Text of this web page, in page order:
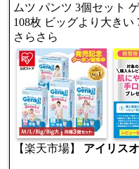
ムツ パンツ 3個セット
108枚 ビッグより大きい
さらさら
【楽天市場】 アイリス